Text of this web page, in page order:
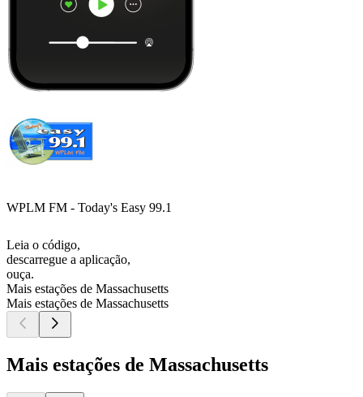
WPLM FM - Today's Easy 99.1
Leia o código,
descarregue a aplicação,
ouça.
Mais estações de Massachusetts
Mais estações de Massachusetts
Mais estações de Massachusetts